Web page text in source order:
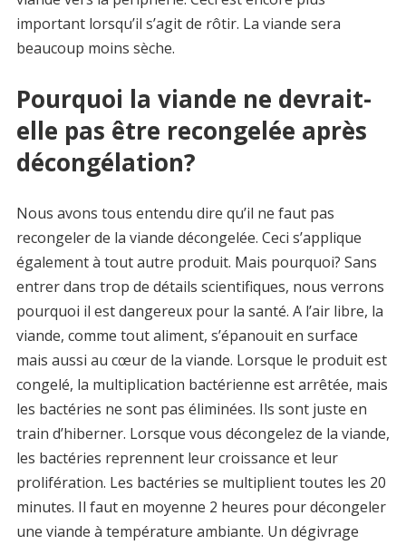
important lorsqu’il s’agit de rôtir. La viande sera
beaucoup moins sèche.
Pourquoi la viande ne devrait-
elle pas être recongelée après
décongélation?
Nous avons tous entendu dire qu’il ne faut pas
recongeler de la viande décongelée. Ceci s’applique
également à tout autre produit. Mais pourquoi? Sans
entrer dans trop de détails scientifiques, nous verrons
pourquoi il est dangereux pour la santé. A l’air libre, la
viande, comme tout aliment, s’épanouit en surface
mais aussi au cœur de la viande. Lorsque le produit est
congelé, la multiplication bactérienne est arrêtée, mais
les bactéries ne sont pas éliminées. Ils sont juste en
train d’hiberner. Lorsque vous décongelez de la viande,
les bactéries reprennent leur croissance et leur
prolifération. Les bactéries se multiplient toutes les 20
minutes. Il faut en moyenne 2 heures pour décongeler
une viande à température ambiante. Un dégivrage